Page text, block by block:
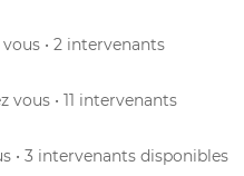
• 2 intervenants
vous • 11 intervenants
• 3 intervenants disponibles